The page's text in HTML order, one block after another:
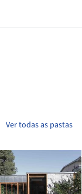
Ver todas as pastas